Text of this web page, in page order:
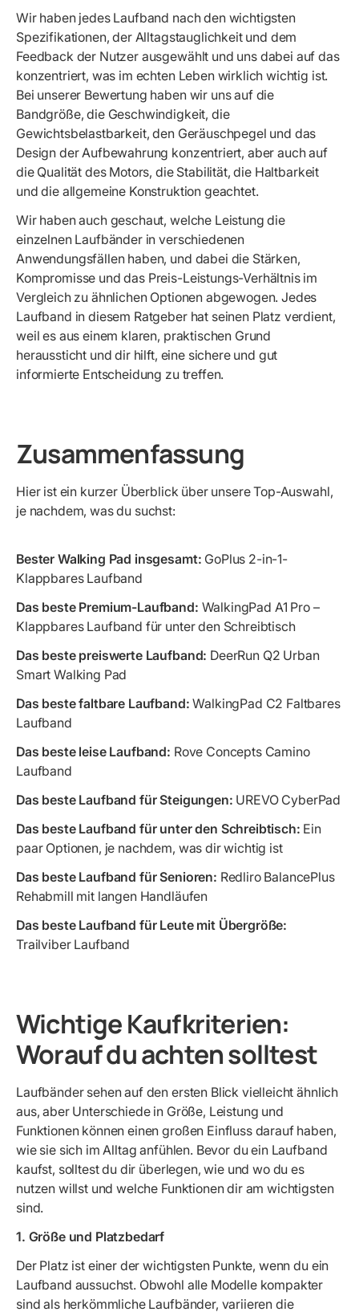
Wir haben jedes Laufband nach den wichtigsten
Spezifikationen, der Alltagstauglichkeit und dem
Feedback der Nutzer ausgewählt und uns dabei auf das
konzentriert, was im echten Leben wirklich wichtig ist.
Bei unserer Bewertung haben wir uns auf die
Bandgröße, die Geschwindigkeit, die
Gewichtsbelastbarkeit, den Geräuschpegel und das
Design der Aufbewahrung konzentriert, aber auch auf
die Qualität des Motors, die Stabilität, die Haltbarkeit
und die allgemeine Konstruktion geachtet.
Wir haben auch geschaut, welche Leistung die
einzelnen Laufbänder in verschiedenen
Anwendungsfällen haben, und dabei die Stärken,
Kompromisse und das Preis-Leistungs-Verhältnis im
Vergleich zu ähnlichen Optionen abgewogen. Jedes
Laufband in diesem Ratgeber hat seinen Platz verdient,
weil es aus einem klaren, praktischen Grund
heraussticht und dir hilft, eine sichere und gut
informierte Entscheidung zu treffen.
Zusammenfassung
Hier ist ein kurzer Überblick über unsere Top-Auswahl,
je nachdem, was du suchst:
Bester Walking Pad insgesamt: GoPlus 2-in-1-
Klappbares Laufband
Das beste Premium-Laufband: WalkingPad A1 Pro –
Klappbares Laufband für unter den Schreibtisch
Das beste preiswerte Laufband: DeerRun Q2 Urban
Smart Walking Pad
Das beste faltbare Laufband:WalkingPad C2 Faltbares
Laufband
Das beste leise Laufband: Rove Concepts Camino
Laufband
Das beste Laufband für Steigungen: UREVO CyberPad
Das beste Laufband für unter den Schreibtisch: Ein
paar Optionen, je nachdem, was dir wichtig ist
Das beste Laufband für Senioren: Redliro BalancePlus
Rehabmill mit langen Handläufen
Das beste Laufband für Leute mit Übergröße:
Trailviber Laufband
Wichtige Kaufkriterien:
Worauf du achten solltest
Laufbänder sehen auf den ersten Blick vielleicht ähnlich
aus, aber Unterschiede in Größe, Leistung und
Funktionen können einen großen Einfluss darauf haben,
wie sie sich im Alltag anfühlen. Bevor du ein Laufband
kaufst, solltest du dir überlegen, wie und wo du es
nutzen willst und welche Funktionen dir am wichtigsten
sind.
1. Größe und Platzbedarf
Der Platz ist einer der wichtigsten Punkte, wenn du ein
Laufband aussuchst. Obwohl alle Modelle kompakter
sind als herkömmliche Laufbänder, variieren die